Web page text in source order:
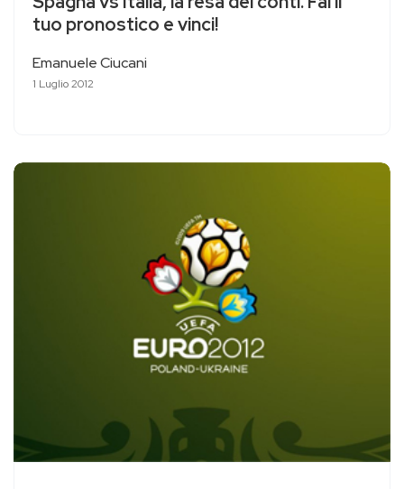
tuo pronostico e vinci!
Emanuele Ciucani
1 Luglio 2012